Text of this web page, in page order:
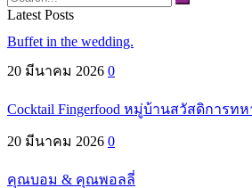
Search
Latest Posts
Buffet in the wedding.
20 มีนาคม 2026 0
Cocktail Fingerfood หมู่บ้านสวัสดิการท
20 มีนาคม 2026 0
คุณบอม & คุณพอลลี่